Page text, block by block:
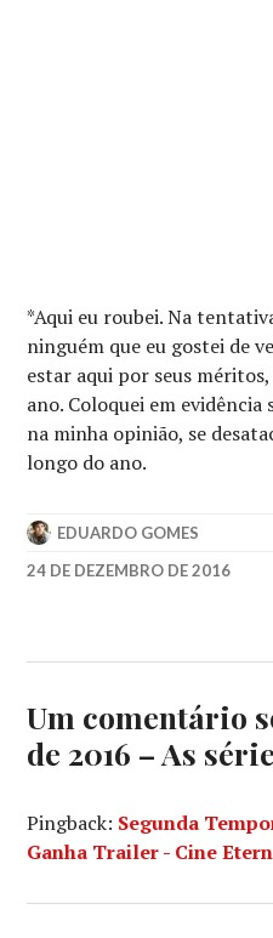
*Aqui eu roubei. Na
ninguém que eu gostei de
estar aqui por seus
ano. Coloquei em evidência
na minha opinião, se
longo do ano.
EDUARDO GOMES
24 DE DEZEMBRO DE 2016
JEFFREY
TAMBOR,
NETFLIX,
MURPHY,
THE
TRANSPARENT,
Um comentário
de 2016 – As
Pingback: Segunda
Ganha Trailer - Cine